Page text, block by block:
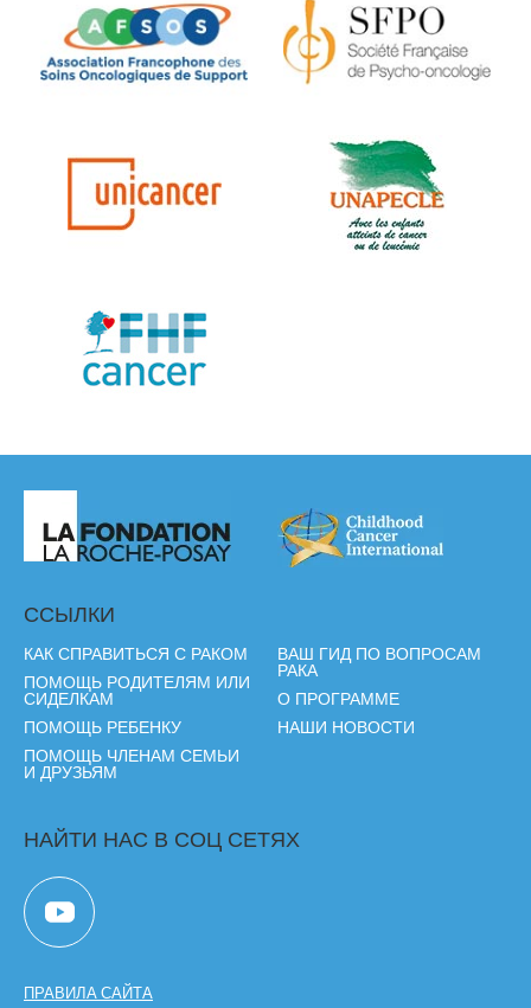
ССЫЛКИ
КАК СПРАВИТЬСЯ С РАКОМ
ПОМОЩЬ РОДИТЕЛЯМ ИЛИ
СИДЕЛКАМ
ПОМОЩЬ РЕБЕНКУ
ПОМОЩЬ ЧЛЕНАМ СЕМЬИ
И ДРУЗЬЯМ
ВАШ ГИД ПО ВОПРОСАМ
РАКА
О ПРОГРАММЕ
НАШИ НОВОСТИ
НАЙТИ НАС В СОЦ СЕТЯХ
ПРАВИЛА САЙТА